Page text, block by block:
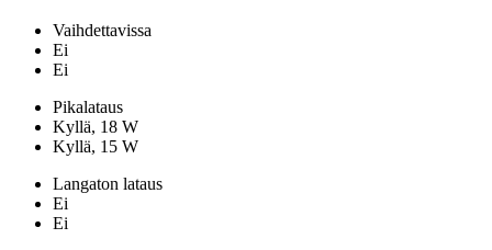
Vaihdettavissa
Ei
Ei
Pikalataus
Kyllä, 18 W
Kyllä, 15 W
Langaton lataus
Ei
Ei